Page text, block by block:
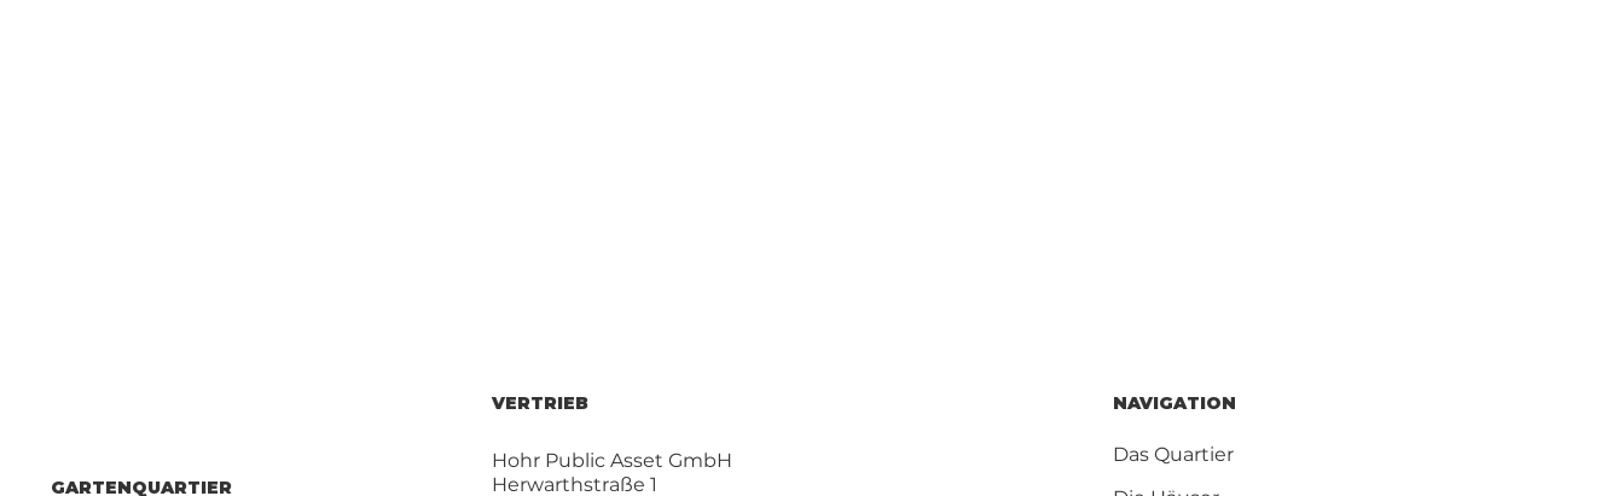
GARTENQUARTIER
VERTRIEB
Hohr Public Asset GmbH
Herwarthstraße 1
NAVIGATION
Das Quartier